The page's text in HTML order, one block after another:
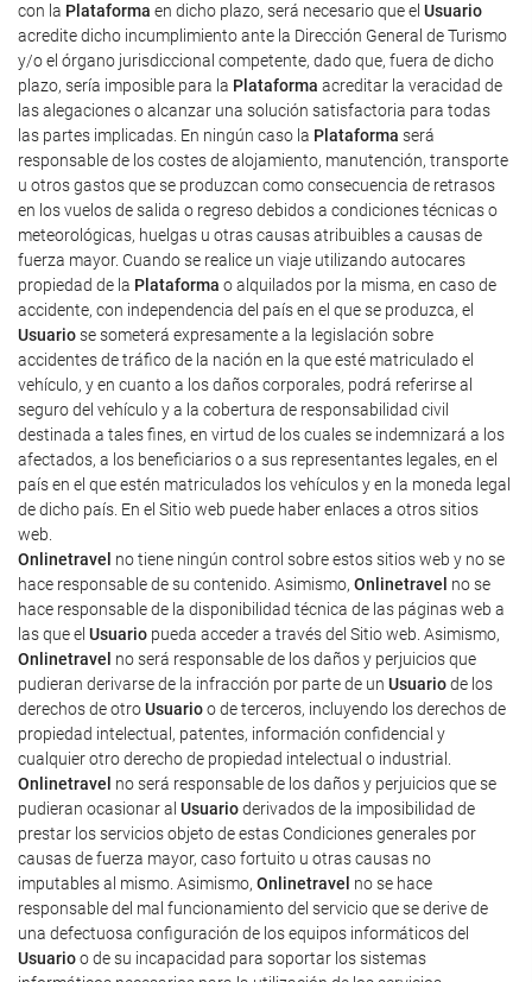
con la Plataforma en dicho plazo, será necesario que el Usuario
acredite dicho incumplimiento ante la Dirección General de Turismo
y/o el órgano jurisdiccional competente, dado que, fuera de dicho
plazo, sería imposible para la Plataforma acreditar la veracidad de
las alegaciones o alcanzar una solución satisfactoria para todas
las partes implicadas. En ningún caso la Plataforma será
responsable de los costes de alojamiento, manutención, transporte
u otros gastos que se produzcan como consecuencia de retrasos
en los vuelos de salida o regreso debidos a condiciones técnicas o
meteorológicas, huelgas u otras causas atribuibles a causas de
fuerza mayor. Cuando se realice un viaje utilizando autocares
propiedad de la Plataforma o alquilados por la misma, en caso de
accidente, con independencia del país en el que se produzca, el
Usuariose someterá expresamente a la legislación sobre
accidentes de tráfico de la nación en la que esté matriculado el
vehículo, y en cuanto a los daños corporales, podrá referirse al
seguro del vehículo y a la cobertura de responsabilidad civil
destinada a tales fines, en virtud de los cuales se indemnizará a los
afectados, a los beneficiarios o a sus representantes legales, en el
país en el que estén matriculados los vehículos y en la moneda legal
de dicho país. En el Sitio web puede haber enlaces a otros sitios
web.
Onlinetravel no tiene ningún control sobre estos sitios web y no se
hace responsable de su contenido. Asimismo, Onlinetravel no se
hace responsable de la disponibilidad técnica de las páginas web a
las que el Usuario pueda acceder a través del Sitio web. Asimismo,
Onlinetravel no será responsable de los daños y perjuicios que
pudieran derivarse de la infracción por parte de un Usuariode los
derechos de otroUsuarioo de terceros, incluyendo los derechos de
propiedad intelectual, patentes, información confidencial y
cualquier otro derecho de propiedad intelectual o industrial.
Onlinetravel no será responsable de los daños y perjuicios que se
pudieran ocasionar al Usuarioderivados de la imposibilidad de
prestar los servicios objeto de estas Condiciones generales por
causas de fuerza mayor, caso fortuito u otras causas no
imputables al mismo. Asimismo, Onlinetravel no se hace
responsable del mal funcionamiento del servicio que se derive de
una defectuosa configuración de los equipos informáticos del
Usuarioo de su incapacidad para soportar los sistemas